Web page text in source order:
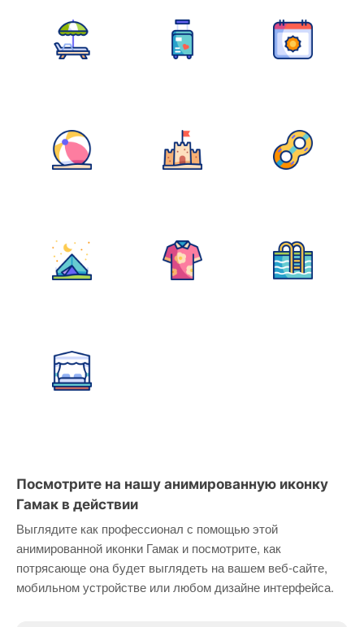
Посмотрите на нашу анимированную иконку
Гамак в действии
Выглядите как профессионал с помощью этой
анимированной иконки Гамак и посмотрите, как
потрясающе она будет выглядеть на вашем веб-сайте,
мобильном устройстве или любом дизайне интерфейса.